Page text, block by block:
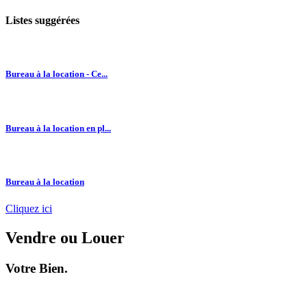
Listes suggérées
Bureau à la location - Ce...
Bureau à la location en pl...
Bureau à la location
Cliquez ici
Vendre ou Louer
Votre Bien.